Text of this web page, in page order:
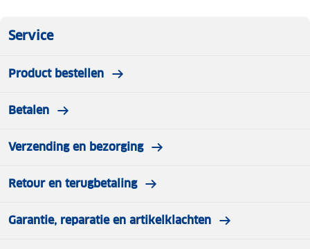
Service
Product bestellen
Betalen
Verzending en bezorging
Retour en terugbetaling
Garantie, reparatie en artikelklachten